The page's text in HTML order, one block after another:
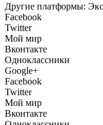
Другие платформы:
Facebook
Twitter
Мой мир
Вконтакте
Одноклассники
Google+
Facebook
Twitter
Мой мир
Вконтакте